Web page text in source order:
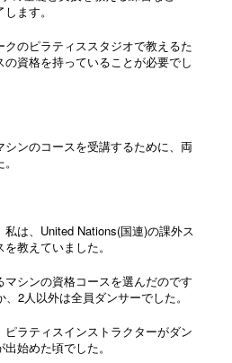
ます。
クのピラティススタジオで教えるた
資格を持っていることが必要でし
ンのコースを受講するために、両
は、United Nations(国連)の課外ス
教えていました。
シンの資格コースを選んだのです
2人以外は全員ダンサーでした。
ラティスインストラクターがダン
始めた頃でした。